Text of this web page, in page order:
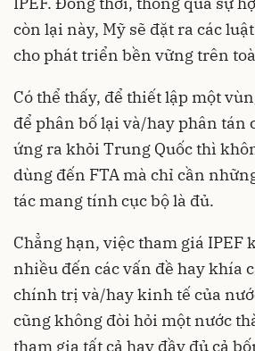
còn lại này, Mỹ sẽ đặt ra các
cho phát triển bền vững trên
Có thể thấy, để thiết lập một
để phân bố lại và/hay phân tán
ứng ra khỏi Trung Quốc thì
dùng đến FTA mà chỉ cần
tác mang tính cục bộ là đủ.
Chẳng hạn, việc tham giá IPEF
nhiều đến các vấn đề hay khía
chính trị và/hay kinh tế của
cũng không đòi hỏi một nước
tham gia tất cả hay đầy đủ cả